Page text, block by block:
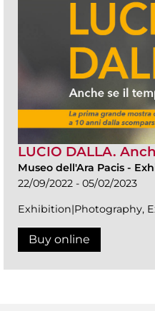
LUCIO DALLA.
Museo dell'Ara Pacis -
22/09/2022 - 05/02/2023
Exhibition|Photography,
Buy online